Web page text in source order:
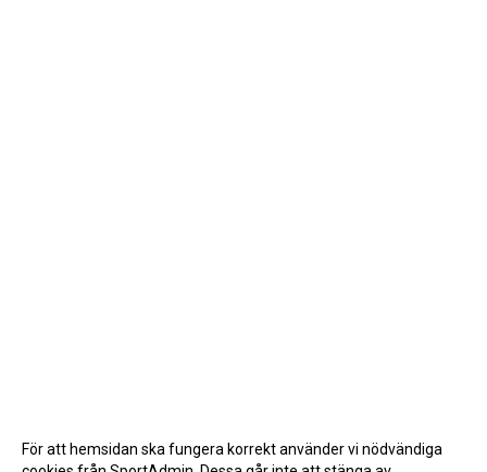
För att hemsidan ska fungera korrekt använder vi nödvändiga